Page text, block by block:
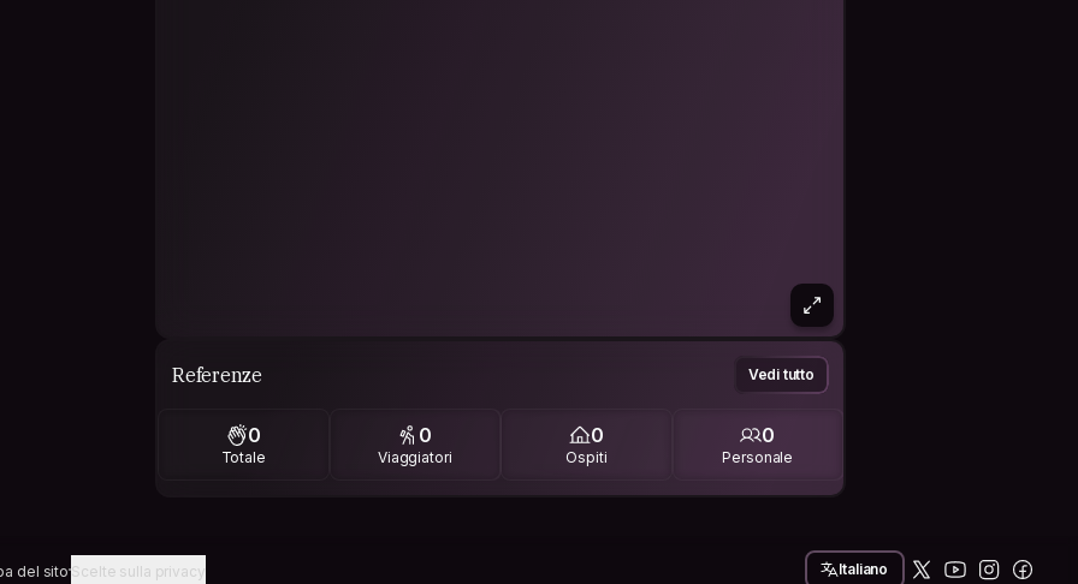
Referenze Vedi tutto
0
Totale
0
Viaggiatori
0
Ospiti
0
Personale
del sitoScelte sulla privacy Italiano